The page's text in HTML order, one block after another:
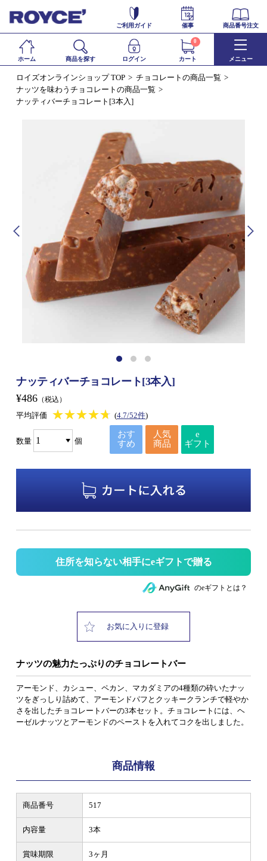
ご利用ガイド 催事 商品番号注文
ホーム 商品を探す ログイン カート
0
メニュー
ロイズオンラインショップ TOP
チョコレートの商品一覧
ナッツを味わうチョコレートの商品一覧
ナッティバーチョコレート[3本入]
ナッティバーチョコレート[3本入]
¥486 （税込）
平均評価 ★★★★★
★★★★★ (4.7/52件)
数量 個
おす
すめ
人気
商品
e
ギフト
住所を知らない相手にeギフトで贈る
のeギフトとは？
お気に入りに登録
ナッツの魅力たっぷりのチョコレートバー
アーモンド、カシュー、ペカン、マカダミアの4種類の砕いたナッ
ツをぎっしり詰めて、アーモンドパフとクッキークランチで軽やか
さを出したチョコレートバーの3本セット。チョコレートには、ヘ
ーゼルナッツとアーモンドのペーストを入れてコクを出しました。
商品情報
商品番号 517
内容量 3本
賞味期限
3ヶ月